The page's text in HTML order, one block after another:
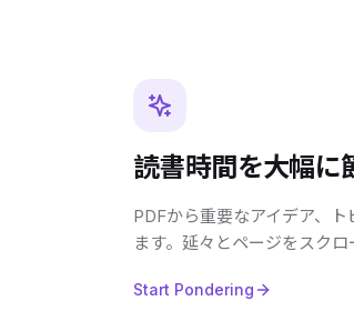
読書時間を大幅に
PDFから重要なアイデア、
ます。延々とページをスク
Start Pondering